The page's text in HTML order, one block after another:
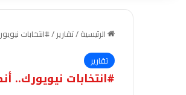
الرئيسية/تقارير/#انتخابات
تقارير
#انتخابات نيويورك..